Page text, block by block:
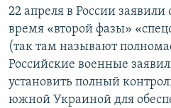
22 апреля в России
время «второй фазы»
(так там называют
Российские военные
установить полный
южной Украиной для